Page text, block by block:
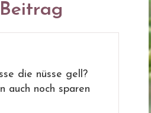
die nüsse gell?
auch noch sparen